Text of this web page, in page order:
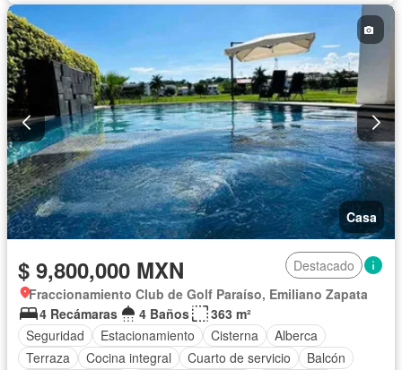
Gas natural
Casa
$ 9,800,000 MXN
Destacado
Fraccionamiento Club de Golf Paraíso, Emiliano Zapata
4 Recámaras
4 Baños
363 m²
Seguridad
Estacionamiento Cisterna
Alberca
Terraza
Cocina integral Cuarto de servicio
Balcón